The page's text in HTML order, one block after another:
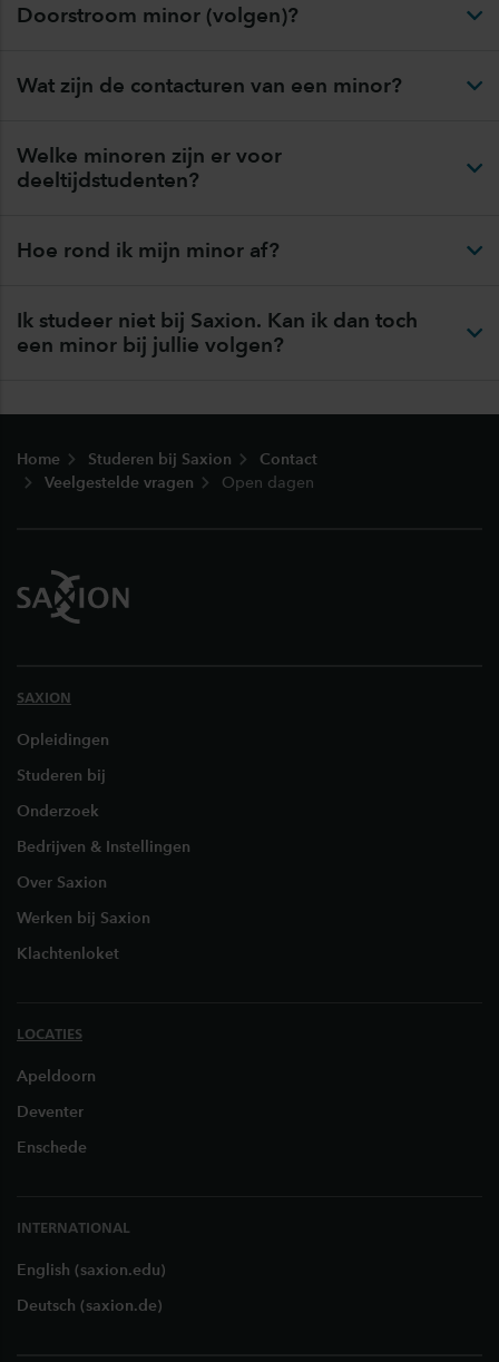
Doorstroom minor (volgen)?
Wat zijn de contacturen van een minor?
Welke minoren zijn er voor
deeltijdstudenten?
Hoe rond ik mijn minor af?
Ik studeer niet bij Saxion. Kan ik dan toch
een minor bij jullie volgen?
Home Studeren bij Saxion
Contact
Veelgestelde vragen
Open dagen
SAXION
Opleidingen
Studeren bij
Onderzoek
Bedrijven & Instellingen
Over Saxion
Werken bij Saxion
Klachtenloket
LOCATIES
Apeldoorn
Deventer
Enschede
INTERNATIONAL
English (saxion.edu)
Deutsch (saxion.de)